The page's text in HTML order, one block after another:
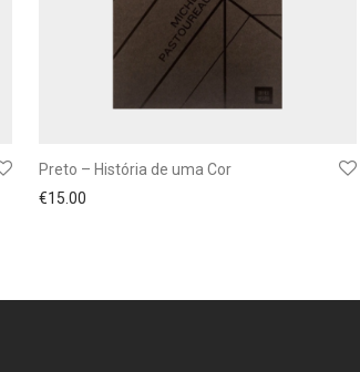
Preto – História de uma Cor
€15.00